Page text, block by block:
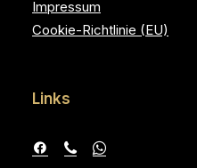
Impressum
Cookie-Richtlinie (EU)
Links